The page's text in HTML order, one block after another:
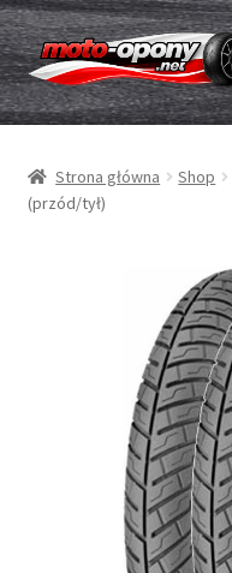
Przejdź
do
nawigacji
Przejdź
do
treści
Opony
Dętki & taśmy
Strona główna Shop
(przód/tył)